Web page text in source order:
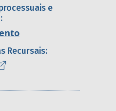
e
Recursais: